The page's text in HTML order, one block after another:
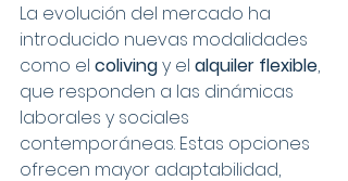
La evolución del mercado ha
introducido nuevas modalidades
como el coliving y el alquiler flexible,
que responden a las dinámicas
laborales y sociales
contemporáneas. Estas opciones
ofrecen mayor adaptabilidad,